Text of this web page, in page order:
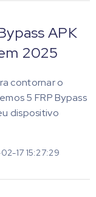
APK
2025
contornar o
5 FRP Bypass
dispositivo
17 15:27:29